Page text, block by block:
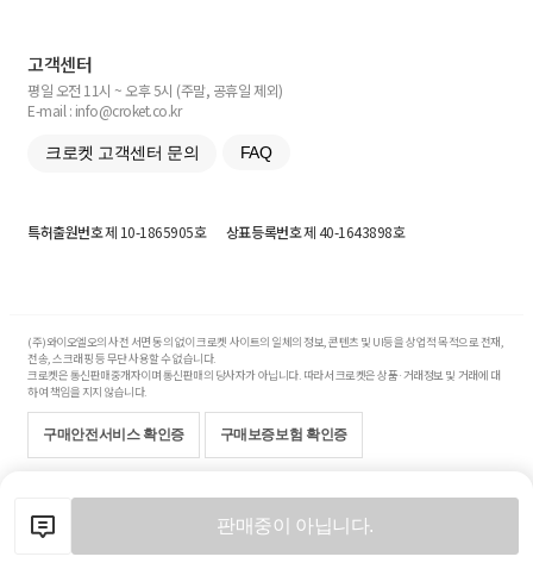
판매중이 아닙니다.
고객센터
평일 오전 11시 ~ 오후 5시 (주말, 공휴일 제외)
E-mail : info@croket.co.kr
크로켓 고객센터 문의 FAQ
특허출원번호제 10-1865905호 상표등록번호제 40-1643898호
(주)와이오엘오의 사전 서면 동의 없이 크로켓 사이트의 일체의 정보, 콘텐츠 및 UI등을 상업적 목적으로 전재,
전송, 스크래핑 등 무단 사용할 수 없습니다.
크로켓은 통신판매중개자이며 통신판매의 당사자가 아닙니다. 따라서 크로켓은 상품·거래정보 및 거래에 대
하여 책임을 지지 않습니다.
구매안전서비스 확인증 구매보증보험 확인증